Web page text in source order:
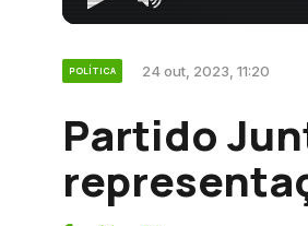
POLÍTICA 24 out, 2023, 11:20
Partido